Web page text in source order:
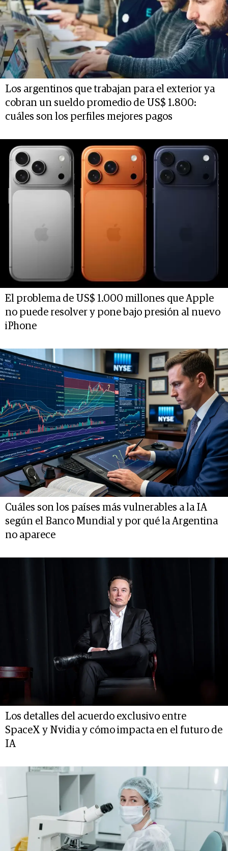
Los argentinos que trabajan para el exterior ya
cobran un sueldo promedio de US$ 1.800:
cuáles son los perfiles mejores pagos
El problema de US$ 1.000 millones que Apple
no puede resolver y pone bajo presión al nuevo
iPhone
Cuáles son los países más vulnerables a la IA
según el Banco Mundial y por qué la Argentina
no aparece
Los detalles del acuerdo exclusivo entre
SpaceX y Nvidia y cómo impacta en el futuro de
IA